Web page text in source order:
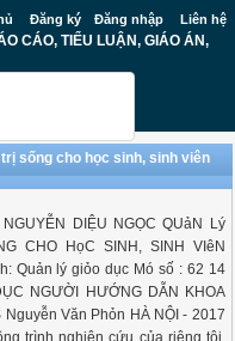
Đăng ký Đăng nhập Liên hệ
CÁO, TIỂU LUẬN, GIÁO ÁN,
sống cho học sinh, sinh viên
DIỆU NGỌC QUảN Lý
CHO HọC SINH, SINH VIêN
Quản lý giỏo dục Mó số : 62 14
NGƯỜI HƯỚNG DẪN KHOA
Nguyễn Văn Phỏn HÀ NỘI - 2017
trình nghiên cứu của riêng tôi.